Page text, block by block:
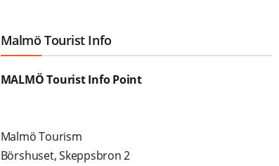
Malmö Tourist Info
MALMÖ Tourist Info Point
Malmö Tourism
Börshuset, Skeppsbron 2